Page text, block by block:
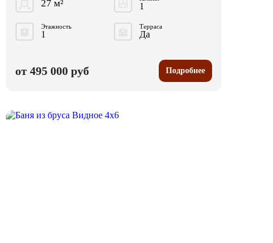
27 м² 1
Этажность
1
Терраса
Да
от 495 000 руб Подробнее